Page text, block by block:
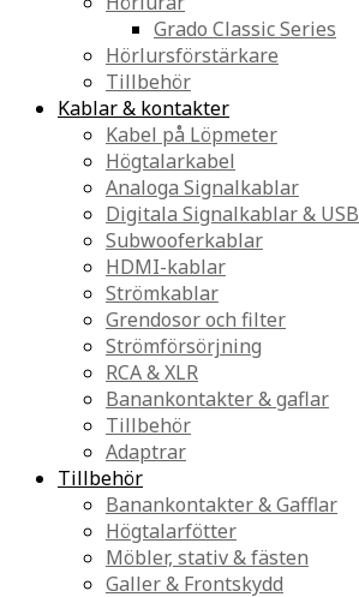
Grado Classic Series
Hörlursförstärkare
Tillbehör
Kablar & kontakter
Kabel på Löpmeter
Högtalarkabel
Analoga Signalkablar
Digitala Signalkablar & USB
Subwooferkablar
HDMI-kablar
Strömkablar
Grendosor och filter
Strömförsörjning
RCA & XLR
Banankontakter & gaflar
Tillbehör
Adaptrar
Tillbehör
Banankontakter & Gafflar
Högtalarfötter
Möbler, stativ & fästen
Galler & Frontskydd